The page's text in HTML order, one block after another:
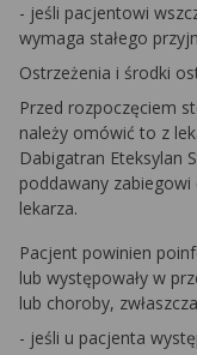
- jeśli pacjentowi
wymaga stałego
Ostrzeżenia i środki
Przed rozpoczęciem
należy omówić to z
Dabigatran Eteksylan
poddawany
lekarza.
Pacjent powinien
lub występowały w
lub choroby,
- jeśli u pacjenta